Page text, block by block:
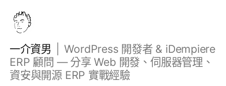
一介資男
WordPress 開發者 & iDempiere
ERP 顧問 — 分享 Web 開發、伺服器管理、
資安與開源 ERP 實戰經驗
文章